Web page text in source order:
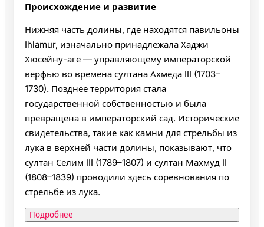
Происхождение и развитие
Нижняя часть долины, где находятся павильоны
Ihlamur, изначально принадлежала Хаджи
Хюсейну-аге — управляющему императорской
верфью во времена султана Ахмеда III (1703–
1730). Позднее территория стала
государственной собственностью и была
превращена в императорский сад. Исторические
свидетельства, такие как камни для стрельбы из
лука в верхней части долины, показывают, что
султан Селим III (1789–1807) и султан Махмуд II
(1808–1839) проводили здесь соревнования по
стрельбе из лука.
Подробнее